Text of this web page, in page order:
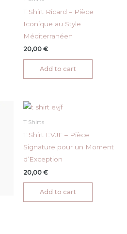
chosenT Shirt Ricard – Pièce
Iconique au Style
Méditerranéen
20,00 €
Add to cart
T Shirts
T Shirt EVJF – Pièce
Signature pour un Moment
d’Exception
20,00 €
Add to cart